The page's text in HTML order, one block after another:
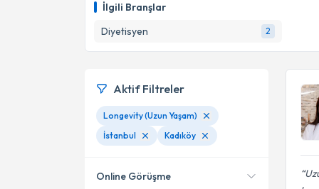
İlgili Branşlar
Diyetisyen
2
Aktif Filtreler
Longevity (Uzun Yaşam)
İstanbul
Kadıköy
Online Görüşme